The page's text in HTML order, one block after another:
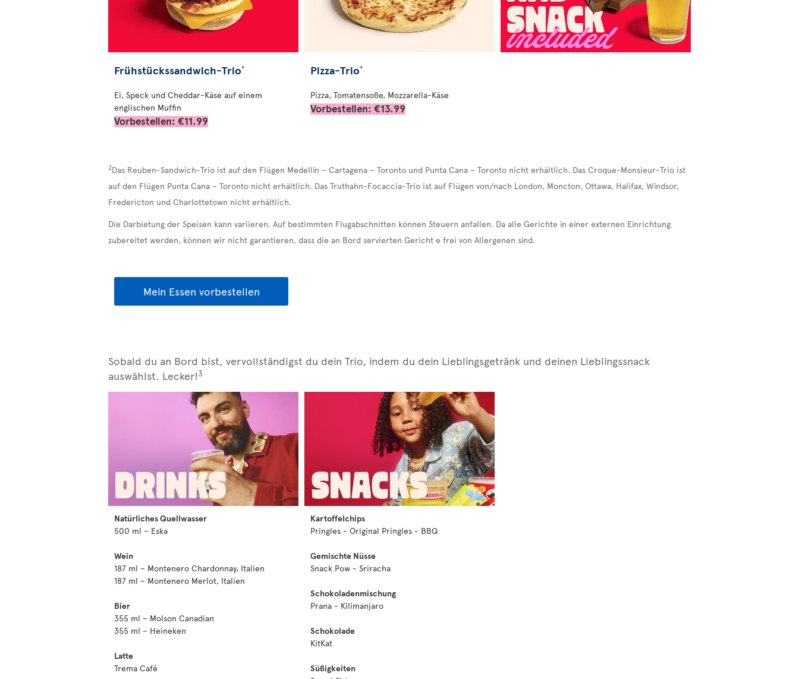
Frühstückssandwich-Trio*
Ei, Speck und Cheddar-Käse auf einem
englischen Muffin
Vorbestellen: €11.99
Pizza-Trio*
Pizza, Tomatensoße, Mozzarella-Käse
Vorbestellen: €13.99
2Das Reuben-Sandwich-Trio ist auf den Flügen Medellín – Cartagena – Toronto und Punta Cana – Toronto nicht erhältlich. Das Croque-Monsieur-Trio ist
auf den Flügen Punta Cana – Toronto nicht erhältlich. Das Truthahn-Focaccia-Trio ist auf Flügen von/nach London, Moncton, Ottawa, Halifax, Windsor,
Fredericton und Charlottetown nicht erhältlich.
Die Darbietung der Speisen kann variieren. Auf bestimmten Flugabschnitten können Steuern anfallen. Da alle Gerichte in einer externen Einrichtung
zubereitet werden, können wir nicht garantieren, dass die an Bord servierten Gericht e frei von Allergenen sind.
Mein Essen vorbestellen
Sobald du an Bord bist, vervollständigst du dein Trio, indem du dein Lieblingsgetränk und deinen Lieblingssnack
auswählst. Lecker!3
Natürliches Quellwasser
500 ml – Eska
Wein
187 ml – Montenero Chardonnay, Italien
187 ml – Montenero Merlot, Italien
Bier
355 ml – Molson Canadian
355 ml – Heineken
Latte
Trema Café
Kartoffelchips
Pringles - Original Pringles - BBQ
Gemischte Nüsse
Snack Pow - Sriracha
Schokoladenmischung
Prana - Kilimanjaro
Schokolade
KitKat
Süßigkeiten